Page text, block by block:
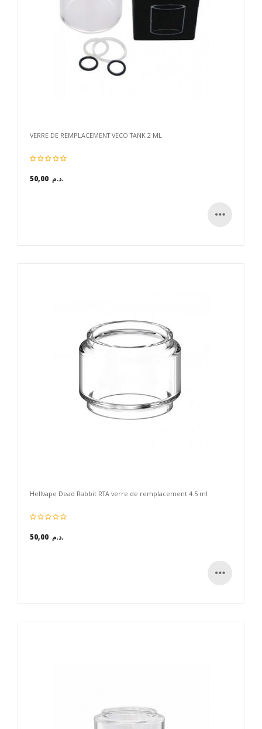
VERRE DE REMPLACEMENT VECO TANK 2 ML
50,00 د.م.
Hellvape Dead Rabbit RTA verre de remplacement 4.5 ml
50,00 د.م.